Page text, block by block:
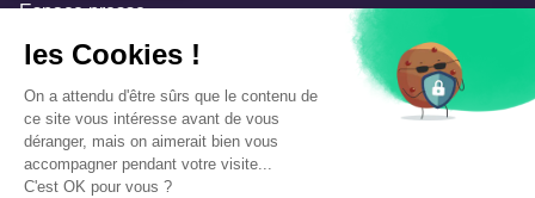
Espace presse
Documentation
Marchés publics
Appels à projets & avis d'attribution
Mesures de publicité
Concertations et enquêtes publiques
Précautions et sécurité